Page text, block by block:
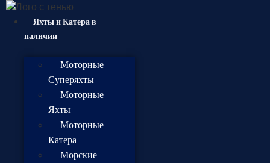
Яхты и Катера в
наличии
Моторные
Суперяхты
Моторные
Яхты
Моторные
Катера
Морские